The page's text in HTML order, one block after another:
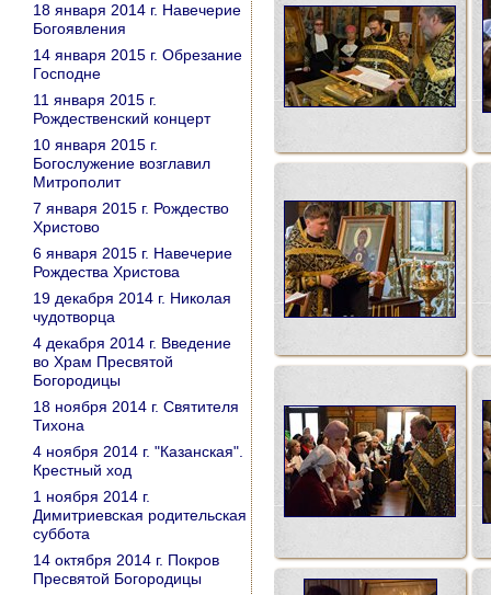
18 января 2014 г. Навечерие
Богоявления
14 января 2015 г. Обрезание
Господне
11 января 2015 г.
Рождественский концерт
10 января 2015 г.
Богослужение возглавил
Митрополит
7 января 2015 г. Рождество
Христово
6 января 2015 г. Навечерие
Рождества Христова
19 декабря 2014 г. Николая
чудотворца
4 декабря 2014 г. Введение
во Храм Пресвятой
Богородицы
18 ноября 2014 г. Святителя
Тихона
4 ноября 2014 г. "Казанская".
Крестный ход
1 ноября 2014 г.
Димитриевская родительская
суббота
14 октября 2014 г. Покров
Пресвятой Богородицы